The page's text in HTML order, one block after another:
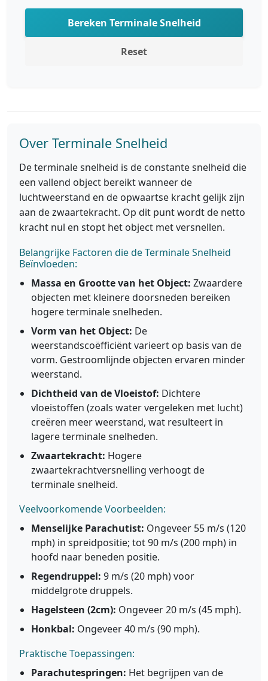
Bereken Terminale Snelheid
Reset
Over Terminale Snelheid
De terminale snelheid is de constante snelheid die
een vallend object bereikt wanneer de
luchtweerstand en de opwaartse kracht gelijk zijn
aan de zwaartekracht. Op dit punt wordt de netto
kracht nul en stopt het object met versnellen.
Belangrijke Factoren die de Terminale Snelheid
Beïnvloeden:
Massa en Grootte van het Object: Zwaardere
objecten met kleinere doorsneden bereiken
hogere terminale snelheden.
Vorm van het Object: De
weerstandscoëfficiënt varieert op basis van de
vorm. Gestroomlijnde objecten ervaren minder
weerstand.
Dichtheid van de Vloeistof: Dichtere
vloeistoffen (zoals water vergeleken met lucht)
creëren meer weerstand, wat resulteert in
lagere terminale snelheden.
Zwaartekracht: Hogere
zwaartekrachtversnelling verhoogt de
terminale snelheid.
Veelvoorkomende Voorbeelden:
Menselijke Parachutist: Ongeveer 55 m/s (120
mph) in spreidpositie; tot 90 m/s (200 mph) in
hoofd naar beneden positie.
Regendruppel: 9 m/s (20 mph) voor
middelgrote druppels.
Hagelsteen (2cm): Ongeveer 20 m/s (45 mph).
Honkbal: Ongeveer 40 m/s (90 mph).
Praktische Toepassingen:
Parachutespringen: Het begrijpen van de